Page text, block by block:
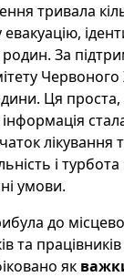
тривала
родин. За
Червоного
Ця
лікування
і
умови.
до
та
як